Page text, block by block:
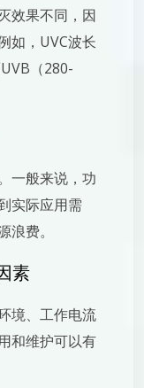
效果不同，因
如，UVC波长
（280-
一般来说，功
实际应用需
费。
素
境、工作电流
和维护可以有